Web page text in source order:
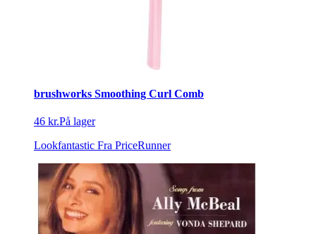
brushworks Smoothing Curl Comb
46 kr.På lager
Lookfantastic Fra PriceRunner